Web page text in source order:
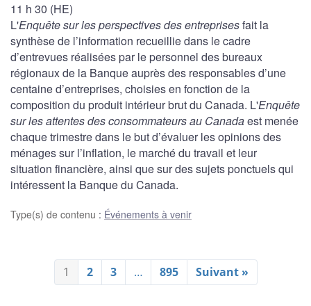
11 h 30 (HE)
L'Enquête sur les perspectives des entreprisesfait la
synthèse de l’information recueillie dans le cadre
d’entrevues réalisées par le personnel des bureaux
régionaux de la Banque auprès des responsables d’une
centaine d’entreprises, choisies en fonction de la
composition du produit intérieur brut du Canada. L'Enquête
sur les attentes des consommateurs au Canadaest menée
chaque trimestre dans le but d’évaluer les opinions des
ménages sur l’inflation, le marché du travail et leur
situation financière, ainsi que sur des sujets ponctuels qui
intéressent la Banque du Canada.
Type(s) de contenu : Événements à venir
1 2 3 … 895 Suivant »